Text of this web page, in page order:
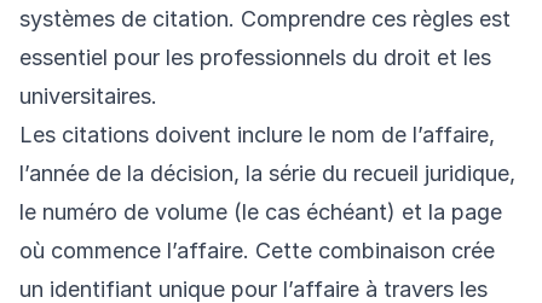
systèmes de citation. Comprendre ces règles est
essentiel pour les professionnels du droit et les
universitaires.
Les citations doivent inclure le nom de l’affaire,
l’année de la décision, la série du recueil juridique,
le numéro de volume (le cas échéant) et la page
où commence l’affaire. Cette combinaison crée
un identifiant unique pour l’affaire à travers les